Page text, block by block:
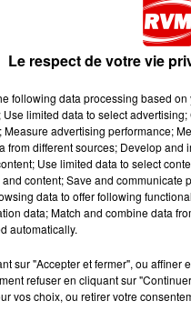
RVM.
Le respect de votre vie
following data processing based
limited data to select
advertising performance;
from different sources; Develop
Use limited data to select
content; Save and
data to offer following
data; Match and combine data
automatically.
sur "Accepter et fermer", ou
refuser en cliquant sur
vos choix, ou retirer votre